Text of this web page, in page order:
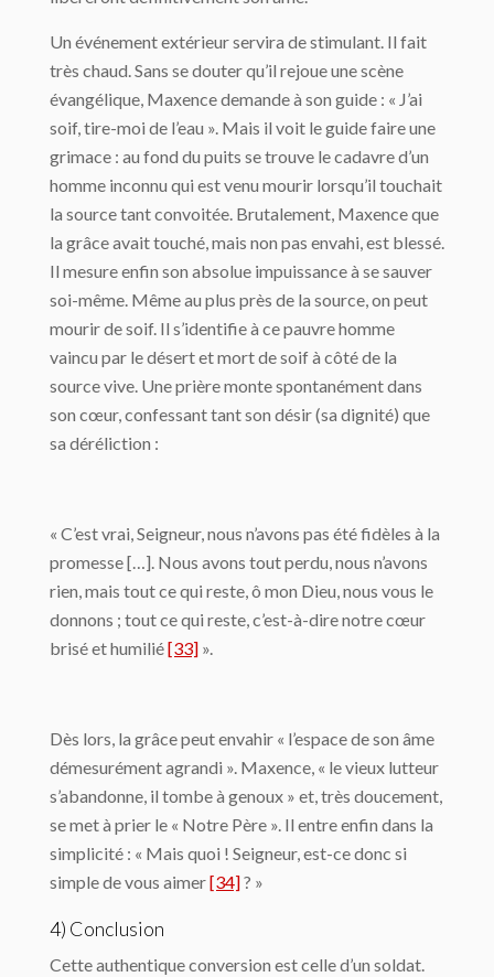
Un événement extérieur servira de stimulant. Il fait
très chaud. Sans se douter qu’il rejoue une scène
évangélique, Maxence demande à son guide : « J’ai
soif, tire-moi de l’eau ». Mais il voit le guide faire une
grimace : au fond du puits se trouve le cadavre d’un
homme inconnu qui est venu mourir lorsqu’il touchait
la source tant convoitée. Brutalement, Maxence que
la grâce avait touché, mais non pas envahi, est blessé.
Il mesure enfin son absolue impuissance à se sauver
soi-même. Même au plus près de la source, on peut
mourir de soif. Il s’identifie à ce pauvre homme
vaincu par le désert et mort de soif à côté de la
source vive. Une prière monte spontanément dans
son cœur, confessant tant son désir (sa dignité) que
sa déréliction :
« C’est vrai, Seigneur, nous n’avons pas été fidèles à la
promesse […]. Nous avons tout perdu, nous n’avons
rien, mais tout ce qui reste, ô mon Dieu, nous vous le
donnons ; tout ce qui reste, c’est-à-dire notre cœur
brisé et humilié[33] ».
Dès lors, la grâce peut envahir « l’espace de son âme
démesurément agrandi ». Maxence, « le vieux lutteur
s’abandonne, il tombe à genoux » et, très doucement,
se met à prier le « Notre Père ». Il entre enfin dans la
simplicité : « Mais quoi ! Seigneur, est-ce donc si
simple de vous aimer[34]? »
4) Conclusion
Cette authentique conversion est celle d’un soldat.